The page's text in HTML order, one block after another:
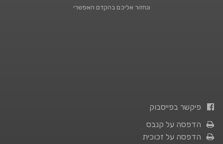
ונחזור אליכם בהקדם האפשרי
פיקשר בפייסבוק
הדפסה על קנבס
הדפסה על זכוכית